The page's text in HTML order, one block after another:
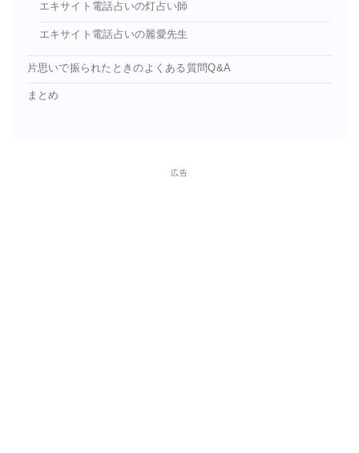
エキサイト電話占いの灯占い師
エキサイト電話占いの麗愛先生
片思いで振られたときのよくある質問Q&A
まとめ
広告